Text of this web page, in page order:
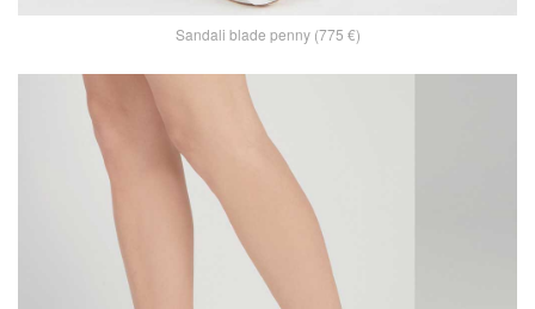
Sandali blade penny (775 €)